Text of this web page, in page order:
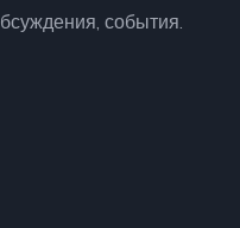
события.